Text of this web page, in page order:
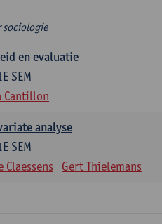
sociologie
en evaluatie
SEM
Cantillon
analyse
SEM
Claessens Gert Thielemans